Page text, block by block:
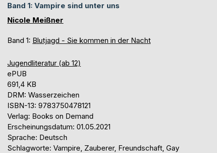
Band 1: Vampire sind unter uns
Nicole Meißner
Band 1: Blutjagd - Sie kommen in der Nacht
Jugendliteratur (ab 12)
ePUB
691,4 KB
DRM: Wasserzeichen
ISBN-13: 9783750478121
Verlag: Books on Demand
Erscheinungsdatum: 01.05.2021
Sprache: Deutsch
Schlagworte: Vampire, Zauberer, Freundschaft, Gay